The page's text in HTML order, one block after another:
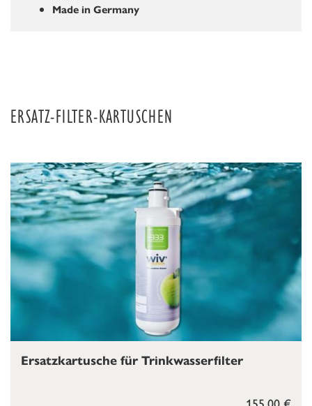
Made in Germany
ERSATZ-FILTER-KARTUSCHEN
Ersatzkartusche für Trinkwasserfilter